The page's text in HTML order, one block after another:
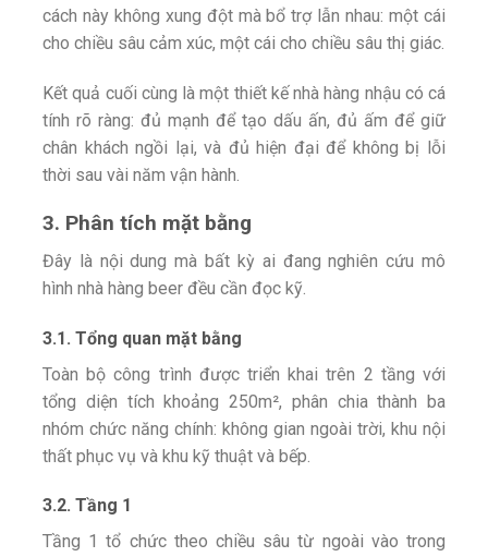
cách này không xung đột mà bổ trợ lẫn nhau: một cái
cho chiều sâu cảm xúc, một cái cho chiều sâu thị giác.
Kết quả cuối cùng là một thiết kế nhà hàng nhậu có cá
tính rõ ràng: đủ mạnh để tạo dấu ấn, đủ ấm để giữ
chân khách ngồi lại, và đủ hiện đại để không bị lỗi
thời sau vài năm vận hành.
3. Phân tích mặt bằng
Đây là nội dung mà bất kỳ ai đang nghiên cứu mô
hình nhà hàng beer đều cần đọc kỹ.
3.1. Tổng quan mặt bằng
Toàn bộ công trình được triển khai trên 2 tầng với
tổng diện tích khoảng 250m², phân chia thành ba
nhóm chức năng chính: không gian ngoài trời, khu nội
thất phục vụ và khu kỹ thuật và bếp.
3.2. Tầng 1
Tầng 1 tổ chức theo chiều sâu từ ngoài vào trong